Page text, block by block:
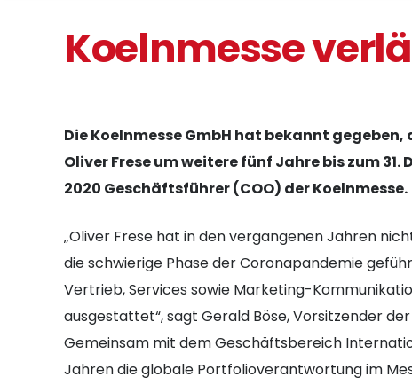
Koelnmesse
Die Koelnmesse GmbH hat bekannt
Oliver Frese um weitere fünf Jahre bis zum
2020 Geschäftsführer (COO) der Koelnmesse.
„Oliver Frese hat in den vergangenen Jahren
die schwierige Phase der Coronapandemie
Vertrieb, Services sowie Marketing-
ausgestattet“, sagt Gerald Böse, Vorsitzender
Gemeinsam mit dem Geschäftsbereich
Jahren die globale Portfolioverantwortung im